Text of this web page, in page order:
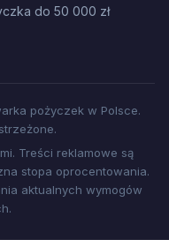
do 50 000 zł
pożyczek w Polsce.
Treści reklamowe są
stopa oprocentowania.
aktualnych wymogów